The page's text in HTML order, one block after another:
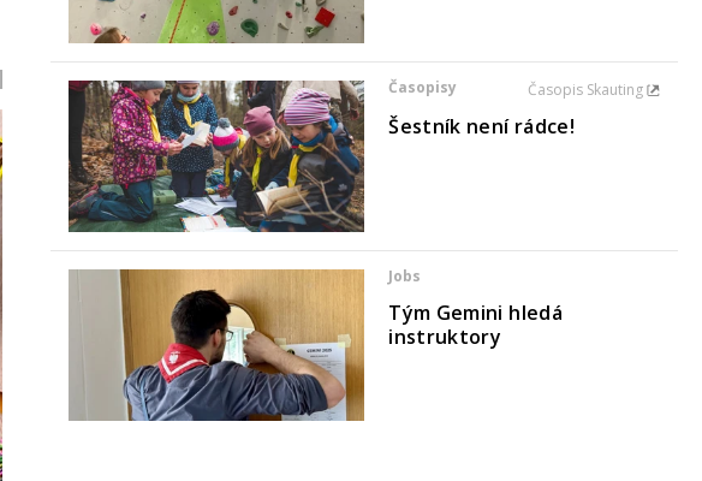
Časopisy Časopis Skauting
Šestník není rádce!
Jobs
Tým Gemini hledá
instruktory